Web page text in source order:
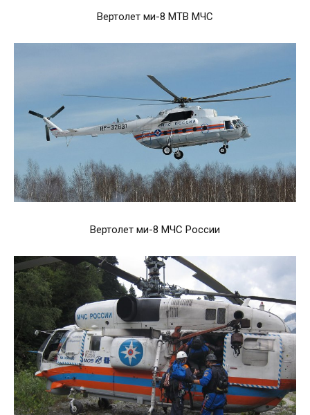
Вертолет ми-8 МТВ МЧС
Вертолет ми-8 МЧС России